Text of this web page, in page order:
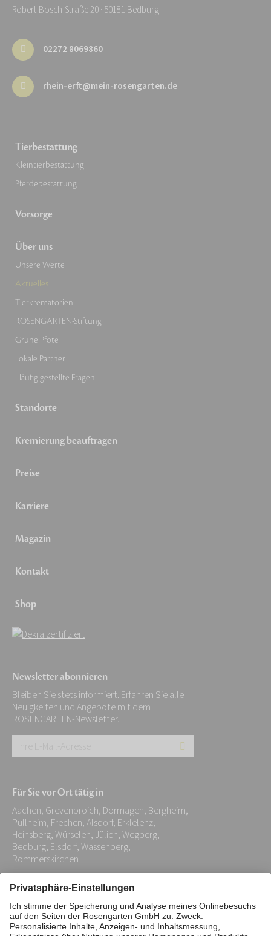
Robert-Bosch-Straße 20 · 50181 Bedburg
02272 8069860
rhein-erft@mein-rosengarten.de
Tierbestattung
Kleintierbestattung
Pferdebestattung
Vorsorge
Über uns
Unsere Werte
Aktuelles
Tierkrematorien
ROSENGARTEN-Stiftung
Grüne Pfote
Lokale Partner
Häufig gestellte Fragen
Standorte
Kremierung beauftragen
Preise
Karriere
Magazin
Kontakt
Shop
Newsletter abonnieren
Bleiben Sie stets informiert. Erfahren Sie alle
Neuigkeiten und Angebote mit dem
ROSENGARTEN-Newsletter.
E-
Adresse:
*
Für Sie vor Ort tätig in
Aachen, Grevenbroich, Dormagen, Bergheim,
Pullheim, Frechen, Alsdorf, Erklelenz,
Heinsberg, Würselen, Jülich, Wegberg,
Bedburg, Elsdorf, Wassenberg,
Rommerskirchen
Impressum Datenschutz
Stiftung
Interne Meldestelle
Zahlungsmittel